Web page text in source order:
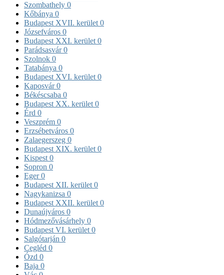
Szombathely 0
Kőbánya 0
Budapest XVII. kerület 0
Józsefváros 0
Budapest XXI. kerület 0
Parádsasvár0
Szolnok 0
Tatabánya 0
Budapest XVI. kerület 0
Kaposvár0
Békéscsaba 0
Budapest XX. kerület 0
Érd 0
Veszprém 0
Erzsébetváros 0
Zalaegerszeg 0
Budapest XIX. kerület 0
Kispest 0
Sopron 0
Eger0
Budapest XII. kerület 0
Nagykanizsa 0
Budapest XXII. kerület 0
Dunaújváros 0
Hódmezővásárhely 0
Budapest VI. kerület 0
Salgótarján 0
Cegléd 0
Ózd 0
Baja 0